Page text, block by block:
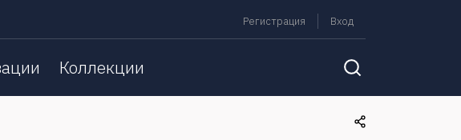
Регистрация Вход
Коллекции